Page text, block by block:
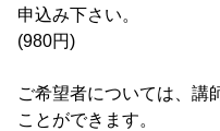
申込み下さい。
(980円)
ご希望者については、講
ことができます。